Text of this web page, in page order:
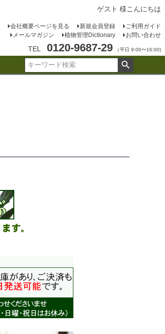
ゲスト 様こんにちは
会社概要ページを見る 新規会員登録
ご利用ガイド
メールマガジン
植物管理Dictionary お問い合わせ
TEL 0120-9687-29 （平日 9:00〜16:00)